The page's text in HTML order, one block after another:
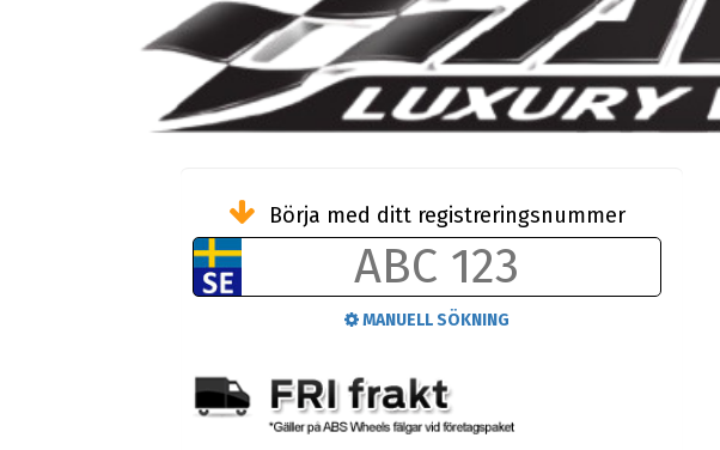
Börja med ditt registreringsnummer
MANUELL SÖKNING